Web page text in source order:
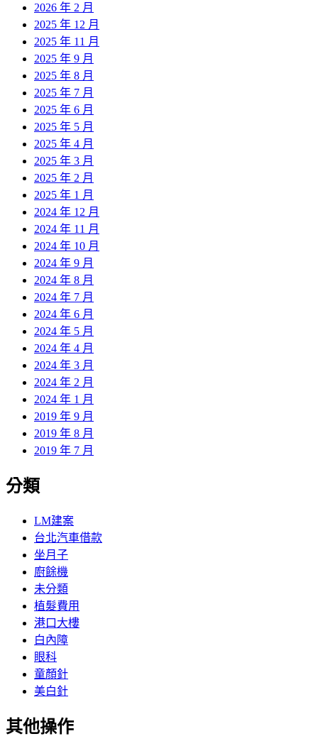
2026 年 2 月
2025 年 12 月
2025 年 11 月
2025 年 9 月
2025 年 8 月
2025 年 7 月
2025 年 6 月
2025 年 5 月
2025 年 4 月
2025 年 3 月
2025 年 2 月
2025 年 1 月
2024 年 12 月
2024 年 11 月
2024 年 10 月
2024 年 9 月
2024 年 8 月
2024 年 7 月
2024 年 6 月
2024 年 5 月
2024 年 4 月
2024 年 3 月
2024 年 2 月
2024 年 1 月
2019 年 9 月
2019 年 8 月
2019 年 7 月
分類
LM建案
台北汽車借款
坐月子
廚餘機
未分類
植髮費用
港口大樓
白內障
眼科
童顏針
美白針
其他操作